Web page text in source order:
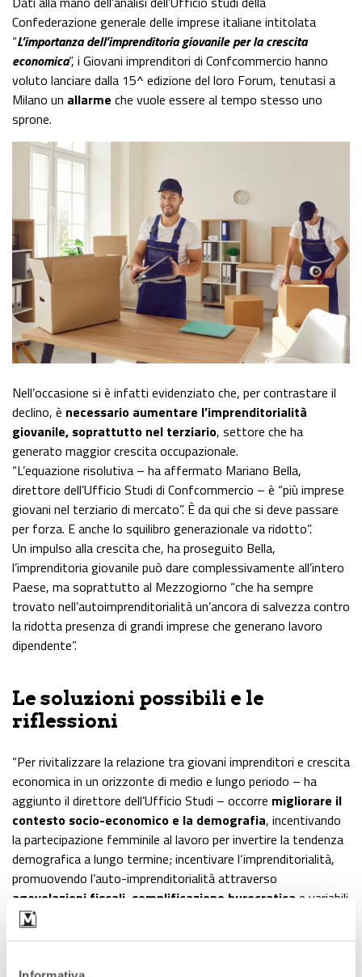
Confederazione generale delle imprese italiane intitolata
“L’importanza dell’imprenditoria giovanile per la crescita
economica”, i Giovani imprenditori di Confcommercio hanno
voluto lanciare dalla 15^ edizione del loro Forum, tenutasi a
Milano un allarme che vuole essere al tempo stesso uno
sprone.
Nell’occasione si è infatti evidenziato che, per contrastare il
declino, è necessario aumentare l’imprenditorialità
giovanile, soprattutto nel terziario, settore che ha
generato maggior crescita occupazionale.
“L’equazione risolutiva – ha affermato Mariano Bella,
direttore dell’Ufficio Studi di Confcommercio – è “più imprese
giovani nel terziario di mercato”. È da qui che si deve passare
per forza. E anche lo squilibro generazionale va ridotto”.
Un impulso alla crescita che, ha proseguito Bella,
l’imprenditoria giovanile può dare complessivamente all’intero
Paese, ma soprattutto al Mezzogiorno “che ha sempre
trovato nell’autoimprenditorialità un’ancora di salvezza contro
la ridotta presenza di grandi imprese che generano lavoro
dipendente”.
Le soluzioni possibili e le
riflessioni
“Per rivitalizzare la relazione tra giovani imprenditori e crescita
economica in un orizzonte di medio e lungo periodo – ha
aggiunto il direttore dell’Ufficio Studi – occorre migliorare il
contesto socio-economico e la demografia, incentivando
la partecipazione femminile al lavoro per invertire la tendenza
demografica a lungo termine; incentivare l‘imprenditorialità,
promuovendo l’auto-imprenditorialità attraverso
agevolazioni fiscali, semplificazione burocratica e variabili
di contesto più favorevoli;
per le imprese giovanili che rappresenta un investimento